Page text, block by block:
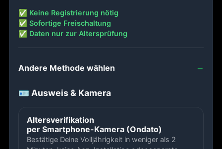
✅ Keine Registrierung nötig
✅ Sofortige Freischaltung
✅ Daten nur zur Altersprüfung
Andere Methode wählen
🪪 Ausweis & Kamera
Altersverifikation
per Smartphone-Kamera (Ondato)
Bestätige Deine Volljährigkeit in weniger als 2